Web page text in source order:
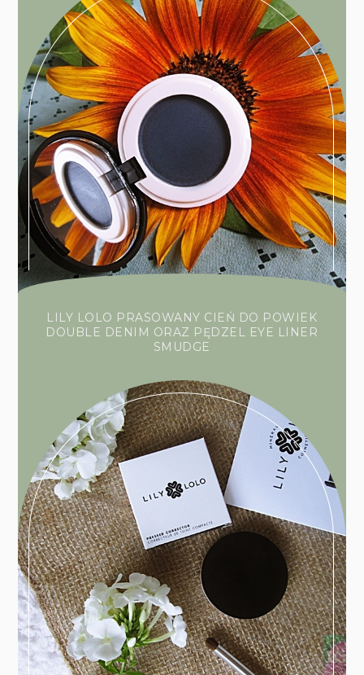
LILY LOLO PRASOWANY CIEŃ DO POWIEK
DOUBLE DENIM ORAZ PĘDZEL EYE LINER
SMUDGE